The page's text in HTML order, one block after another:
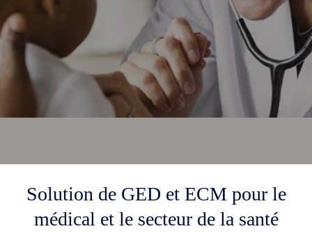
Solution de GED et ECM pour le
médical et le secteur de la santé